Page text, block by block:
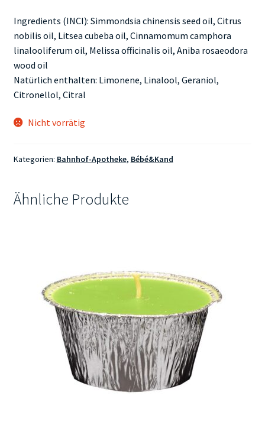
Ingredients (INCI): Simmondsia chinensis seed oil, Citrus
nobilis oil, Litsea cubeba oil, Cinnamomum camphora
linalooliferum oil, Melissa officinalis oil, Aniba rosaeodora
wood oil
Natürlich enthalten: Limonene, Linalool, Geraniol,
Citronellol, Citral
Nicht vorrätig
Kategorien: Bahnhof-Apotheke, Bébé&Kand
Ähnliche Produkte